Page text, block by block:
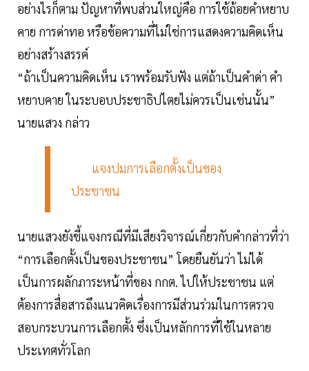
อย่างไรก็ตาม ปัญหาที่พบส่วนใหญ่คือ การใช้ถ้อยคำหยาบ
คาย การด่าทอ หรือข้อความที่ไม่ใช่การแสดงความคิดเห็น
อย่างสร้างสรรค์
“ถ้าเป็นความคิดเห็น เราพร้อมรับฟัง แต่ถ้าเป็นคำด่า คำ
หยาบคาย ในระบอบประชาธิปไตยไม่ควรเป็นเช่นนั้น”
นายแสวง กล่าว
แจงปมการเลือกตั้งเป็นของ
ประชาชน
นายแสวงยังชี้แจงกรณีที่มีเสียงวิจารณ์เกี่ยวกับคำกล่าวที่ว่า
“การเลือกตั้งเป็นของประชาชน” โดยยืนยันว่า ไม่ได้
เป็นการผลักภาระหน้าที่ของ กกต. ไปให้ประชาชน แต่
ต้องการสื่อสารถึงแนวคิดเรื่องการมีส่วนร่วมในการตรวจ
สอบกระบวนการเลือกตั้ง ซึ่งเป็นหลักการที่ใช้ในหลาย
ประเทศทั่วโลก